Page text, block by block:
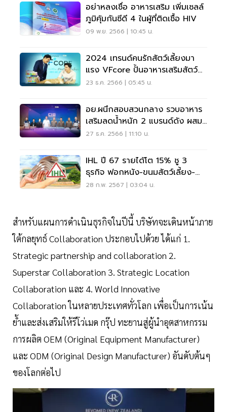
อย่าหลงเชื่อ อาหารเสริม เพิ่มเซลล์
ภูมิคุ้มกันซีดี 4 ในผู้ที่ติดเชื้อ HIV
09 พ.ย. 2566 | 10:45 น.
2024 เทรนด์คนรักสัตว์เลี้ยงมา
แรง VFcore ปั้นอาหารเสริมสัตว์
เลี้ยงแนวใหม่
23 ธ.ค. 2566 | 05:45 น.
อย.ผนึกสอบสวนกลาง รวบอาหาร
เสริมลดน้ำหนัก 2 แบรนด์ดัง ผสม
ไซบูทรามีน
27 ธ.ค. 2566 | 11:10 น.
IHL ปี 67 รายได้โต 15% ชู 3
ธุรกิจ ฟอกหนัง-ขนมสัตว์เลี้ยง-
อาหารเสริม หนุน
28 ก.พ. 2567 | 03:04 น.
สำหรับแผนการดำเนินธุรกิจในปีนี้ บริษัทจะเดินหน้าภาย
ใต้กลยุทธ์ Collaboration ประกอบไปด้วย ได้แก่ 1.
Strategic partnership and collaboration 2.
Superstar Collaboration 3. Strategic Location
Collaboration และ 4. World Innovative
Collaboration ในหลายประเทศทั่วโลก เพื่อเป็นการเน้น
ย้ำและส่งเสริมให้รีโว่เมด กรุ๊ป ทะยานสู่ผู้นำอุตสาหกรรม
การผลิต OEM (Original Equipment Manufacturer)
และ ODM (Original Design Manufacturer) อันดับต้นๆ
ของโลกต่อไป